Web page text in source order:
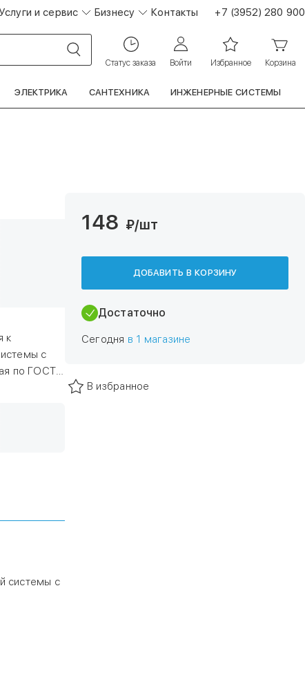
Услуги и сервис Бизнесу Контакты +7 (3952) 280 900
Статус заказа Войти Избранное Корзина
ЭЛЕКТРИКА САНТЕХНИКА ИНЖЕНЕРНЫЕ СИСТЕМЫ
к
с
по ГОСТу
системы с
148 ₽/шт
ДОБАВИТЬ В КОРЗИНУ
Достаточно
Сегодня в 1 магазине
В избранное